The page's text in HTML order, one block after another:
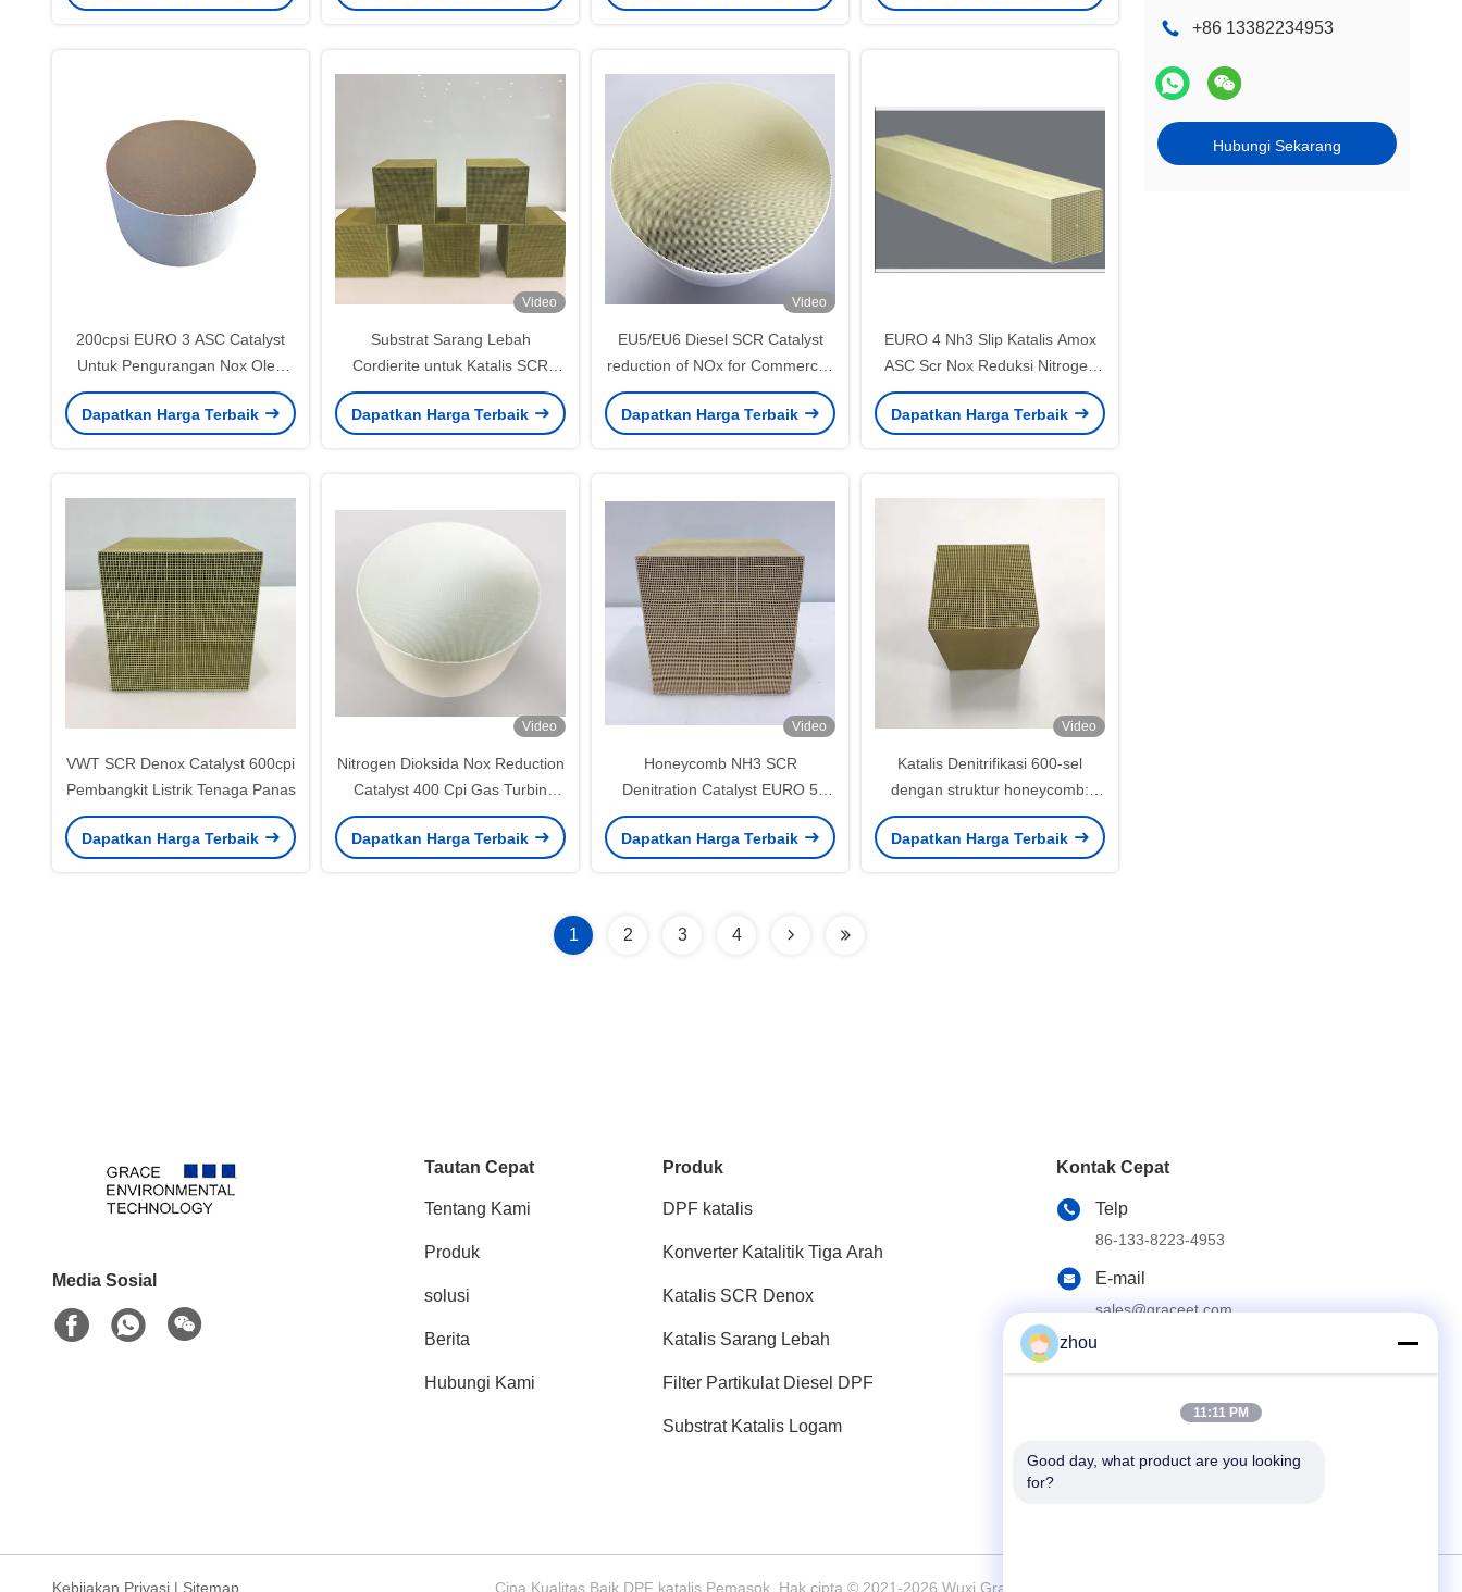
+86 13382234953
Hubungi Sekarang
200cpsi EURO 3 ASC Catalyst
Untuk Pengurangan Nox Oleh
Amonia Scr
Dapatkan Harga Terbaik
Video
Substrat Sarang Lebah
Cordierite untuk Katalis SCR
Denox – Produsen Terkemuka
Dapatkan Harga Terbaik
Video
EU5/EU6 Diesel SCR Catalyst
reduction of NOx for Commercial
& Passenger Vehicles
(pengurangan NOx untuk
Dapatkan Harga Terbaik
EURO 4 Nh3 Slip Katalis Amox
ASC Scr Nox Reduksi Nitrogen
Oksida Pengurangan Katalitik
Dapatkan Harga Terbaik
VWT SCR Denox Catalyst 600cpi
Pembangkit Listrik Tenaga Panas
Dapatkan Harga Terbaik
Video
Nitrogen Dioksida Nox Reduction
Catalyst 400 Cpi Gas Turbin
Vanadium Tungsten Titanium
Dapatkan Harga Terbaik
Video
Honeycomb NH3 SCR
Denitration Catalyst EURO 5
Untuk Mesin Sintering
Dapatkan Harga Terbaik
Video
Katalis Denitrifikasi 600-sel
dengan struktur honeycomb:
Pengolahan Gas Asap Laut
Dapatkan Harga Terbaik
1 2 3 4
Media Sosial
Tautan Cepat
Tentang Kami
Produk
solusi
Berita
Hubungi Kami
Produk
DPF katalis
Konverter Katalitik Tiga Arah
Katalis SCR Denox
Katalis Sarang Lebah
Filter Partikulat Diesel DPF
Substrat Katalis Logam
Kontak Cepat
Telp
86-133-8223-4953
E-mail
sales@graceet.com
Alamat
No.333 Jincheng East Road, Distrik Xinwu,
Kebijakan Privasi | Sitemap Cina Kualitas Baik DPF katalis Pemasok. Hak cipta © 2021-2026 Wuxi Grace Environmental Technology CO,.LTD . Seluruh hak cipta.
zhou
11:11 PM
Good day, what product are you looking
for?